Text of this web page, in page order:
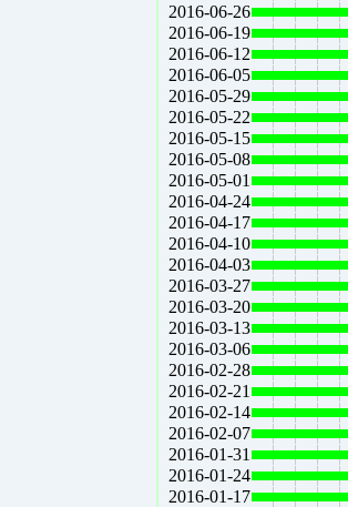
2016-06-26
2016-06-19
2016-06-12
2016-06-05
2016-05-29
2016-05-22
2016-05-15
2016-05-08
2016-05-01
2016-04-24
2016-04-17
2016-04-10
2016-04-03
2016-03-27
2016-03-20
2016-03-13
2016-03-06
2016-02-28
2016-02-21
2016-02-14
2016-02-07
2016-01-31
2016-01-24
2016-01-17